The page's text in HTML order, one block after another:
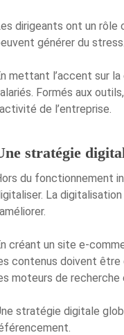
dirigeants ont un rôle
générer du stress.
mettant l’accent sur
Formés aux
de l’entreprise.
stratégie
du fonctionnement
La
créant un site e-
contenus doivent
moteurs de recherche
stratégie digitale